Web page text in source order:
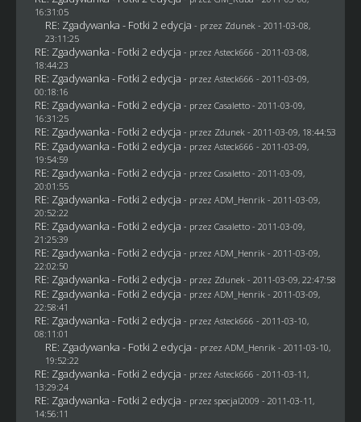
16:31:05
RE: Zgadywanka - Fotki 2 edycja - przez Zdunek - 2011-03-08,
23:11:25
RE: Zgadywanka - Fotki 2 edycja - przez Asteck666 - 2011-03-08,
18:44:23
RE: Zgadywanka - Fotki 2 edycja - przez Asteck666 - 2011-03-09,
00:18:16
RE: Zgadywanka - Fotki 2 edycja - przez Casaletto- 2011-03-09,
16:31:25
RE: Zgadywanka - Fotki 2 edycja - przez Zdunek - 2011-03-09, 18:44:53
RE: Zgadywanka - Fotki 2 edycja - przez Asteck666 - 2011-03-09,
19:54:59
RE: Zgadywanka - Fotki 2 edycja - przez Casaletto- 2011-03-09,
20:01:55
RE: Zgadywanka - Fotki 2 edycja - przez ADM_Henrik - 2011-03-09,
20:52:22
RE: Zgadywanka - Fotki 2 edycja - przez Casaletto- 2011-03-09,
21:25:39
RE: Zgadywanka - Fotki 2 edycja - przez ADM_Henrik - 2011-03-09,
22:02:50
RE: Zgadywanka - Fotki 2 edycja - przez Zdunek - 2011-03-09, 22:47:58
RE: Zgadywanka - Fotki 2 edycja - przez ADM_Henrik - 2011-03-09,
22:58:41
RE: Zgadywanka - Fotki 2 edycja - przez Asteck666 - 2011-03-10,
08:11:01
RE: Zgadywanka - Fotki 2 edycja - przez ADM_Henrik - 2011-03-10,
19:52:22
RE: Zgadywanka - Fotki 2 edycja - przez Asteck666 - 2011-03-11,
13:29:24
RE: Zgadywanka - Fotki 2 edycja - przez specjal2009 - 2011-03-11,
14:56:11